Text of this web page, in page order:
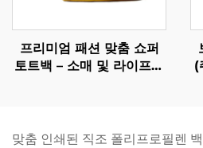
프리미엄 패션 맞춤 쇼퍼
토트백 – 소매 및 라이프스
(
맞춤 인쇄된 직조 폴리프로필렌